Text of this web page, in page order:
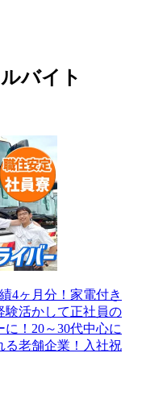
バイト
4ヶ月分！家電付き
験活かして正社員の
！20～30代中心に
る老舗企業！入社祝